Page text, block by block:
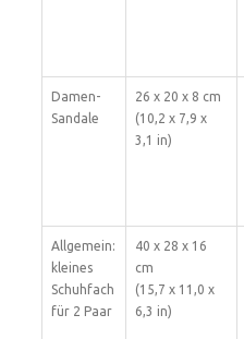
Damen-
Sandale
26 x 20 x 8 cm
(10,2 x 7,9 x
3,1 in)
Allgemein:
kleines
Schuhfach
für 2 Paar
40 x 28 x 16
cm
(15,7 x 11,0 x
6,3 in)